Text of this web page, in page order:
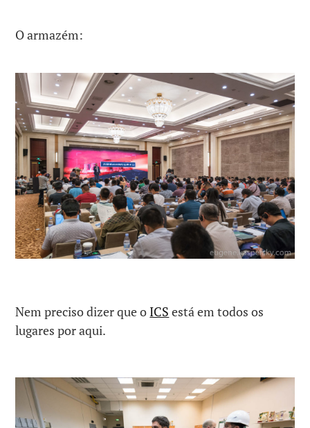
O armazém:
Nem preciso dizer que o ICS está em todos os
lugares por aqui.